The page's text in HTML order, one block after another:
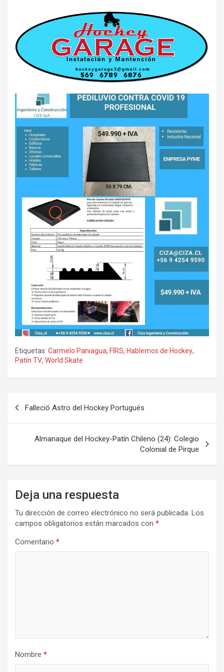
Etiquetas: Carmelo Paniagua, FIRS, Hablemos de Hockey,
Patín TV, World Skate
entradas
Falleció Astro del Hockey Portugués
Almanaque del Hockey-Patín Chileno (24): Colegio
Colonial de Pirque
Deja una respuesta
Tu dirección de correo electrónico no será publicada. Los
campos obligatorios están marcados con *
Comentario *
Nombre *